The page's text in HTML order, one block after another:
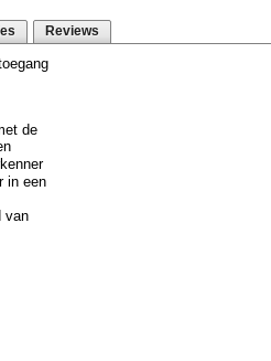
Reviews
de
in een
van